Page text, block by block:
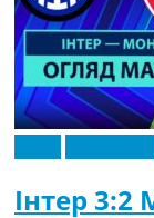
Інтер 3:2